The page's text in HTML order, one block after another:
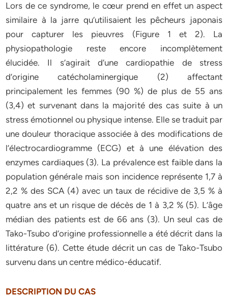
Lors de ce syndrome, le cœur prend en effet un aspect
similaire à la jarre qu’utilisaient les pêcheurs japonais
pour capturer les pieuvres (Figure 1 et 2). La
physiopathologie reste encore incomplètement
élucidée. Il s’agirait d’une cardiopathie de stress
d’origine catécholaminergique (2) affectant
principalement les femmes (90 %) de plus de 55 ans
(3,4) et survenant dans la majorité des cas suite à un
stress émotionnel ou physique intense. Elle se traduit par
une douleur thoracique associée à des modifications de
l’électrocardiogramme (ECG) et à une élévation des
enzymes cardiaques (3). La prévalence est faible dans la
population générale mais son incidence représente 1,7 à
2,2 % des SCA (4) avec un taux de récidive de 3,5 % à
quatre ans et un risque de décès de 1 à 3,2 % (5). L’âge
médian des patients est de 66 ans (3). Un seul cas de
Tako-Tsubo d’origine professionnelle a été décrit dans la
littérature (6). Cette étude décrit un cas de Tako-Tsubo
survenu dans un centre médico-éducatif.
DESCRIPTION DU CAS